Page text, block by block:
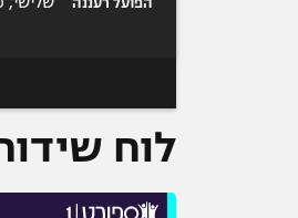
הפועל רעננה
לוח